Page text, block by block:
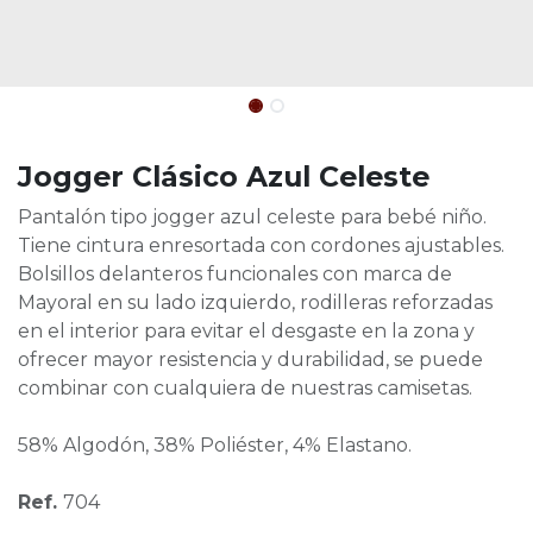
Jogger Clásico Azul Celeste
Pantalón tipo jogger azul celeste para bebé niño.
Tiene cintura enresortada con cordones ajustables.
Bolsillos delanteros funcionales con marca de
Mayoral en su lado izquierdo, rodilleras reforzadas
en el interior para evitar el desgaste en la zona y
ofrecer mayor resistencia y durabilidad, se puede
combinar con cualquiera de nuestras camisetas.
58% Algodón, 38% Poliéster, 4% Elastano.
Ref. 704